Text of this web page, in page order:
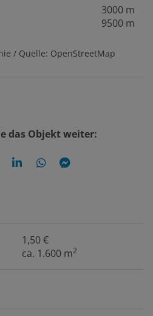
3000 m
9500 m
/ Quelle: OpenStreetMap
das Objekt weiter:
1,50 €
ca. 1.600 m2